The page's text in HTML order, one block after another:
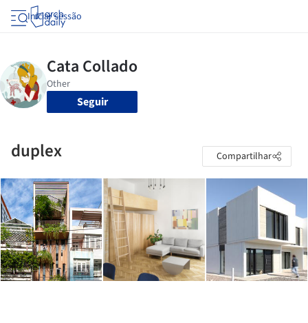
Iniciar sessão
Seguir
duplex Compartilhar